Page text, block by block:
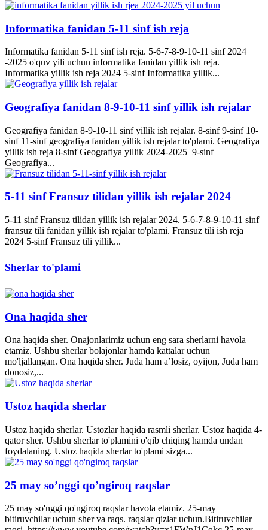
Informatika fanidan 5-11 sinf ish reja
Informatika fanidan 5-11 sinf ish reja. 5-6-7-8-9-10-11 sinf 2024
-2025 o'quv yili uchun informatika fanidan yillik ish reja.
Informatika yillik ish reja 2024 5-sinf Informatika yillik...
Geografiya fanidan 8-9-10-11 sinf yillik ish rejalar
Geografiya fanidan 8-9-10-11 sinf yillik ish rejalar. 8-sinf 9-sinf 10-
sinf 11-sinf geografiya fanidan yillik ish rejalar to'plami. Geografiya
yillik ish reja 8-sinf Geografiya yillik 2024-2025 9-sinf
Geografiya...
5-11 sinf Fransuz tilidan yillik ish rejalar 2024
5-11 sinf Fransuz tilidan yillik ish rejalar 2024. 5-6-7-8-9-10-11 sinf
fransuz tili fanidan yillik ish rejalar to'plami. Fransuz tili ish reja
2024 5-sinf Fransuz tili yillik...
Sherlar to'plami
Ona haqida sher
Ona haqida sher. Onajonlarimiz uchun eng sara sherlarni havola
etamiz. Ushbu sherlar bolajonlar hamda kattalar uchun
mo'ljallangan. Ona haqida sher. Juda ham a’losiz, oyijon, Juda ham
donosiz,...
Ustoz haqida sherlar
Ustoz haqida sherlar. Ustozlar haqida rasmli sherlar. Ustoz haqida 4-
qator sher. Ushbu sherlar to'plamini o'qib chiqing hamda undan
foydalaning. Ustoz haqida sherlar to'plami sizga...
25 may so’nggi qo’ngiroq raqslar
25 may so'nggi qo'ngiroq raqslar havola etamiz. 25-may
bitiruvchilar uchun sher va raqs. raqslar qizlar uchun.Bitiruvchilar